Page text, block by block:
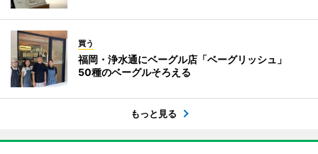
買う
福岡・浄水通にベーグル店「ベーグリッシュ」
50種のベーグルそろえる
もっと見る